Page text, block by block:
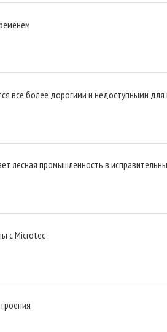
все более дорогими и недоступными для
лесная промышленность в
с Microtec